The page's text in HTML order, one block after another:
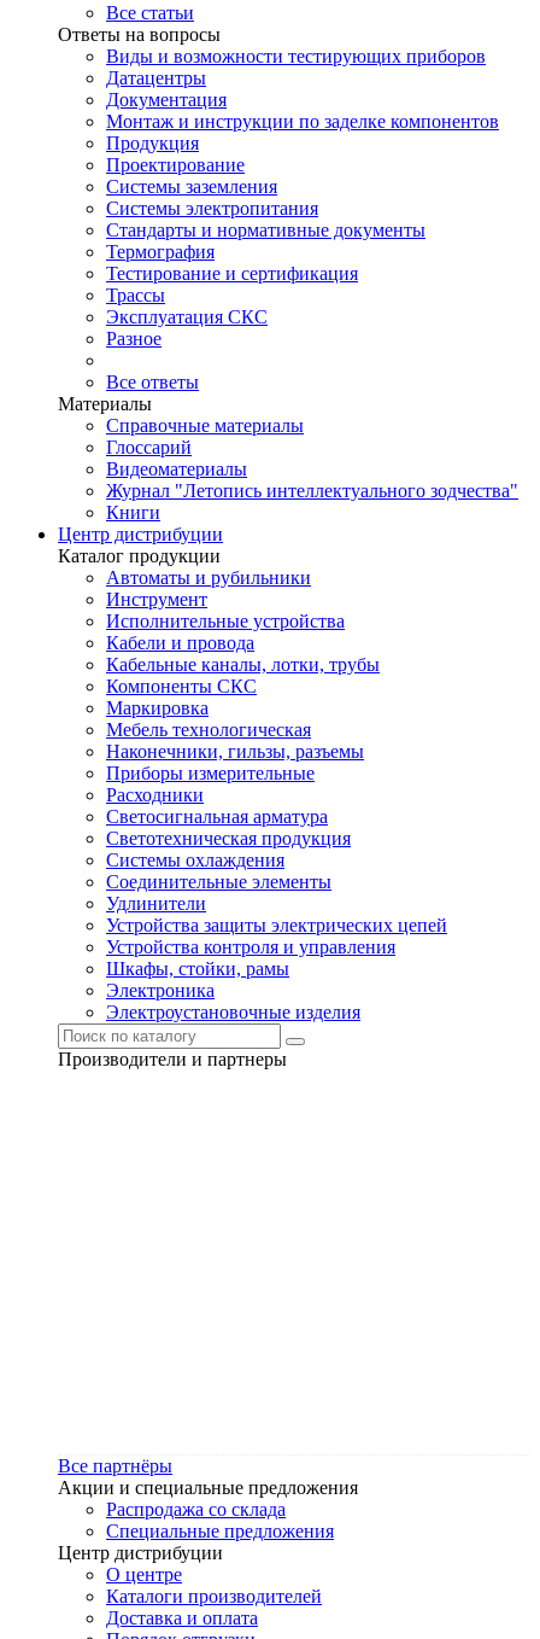
Все статьи
Ответы на вопросы
Виды и возможности тестирующих приборов
Датацентры
Документация
Монтаж и инструкции по заделке компонентов
Продукция
Проектирование
Системы заземления
Системы электропитания
Стандарты и нормативные документы
Термография
Тестирование и сертификация
Трассы
Эксплуатация СКС
Разное
Все ответы
Материалы
Справочные материалы
Глоссарий
Видеоматериалы
Журнал "Летопись интеллектуального зодчества"
Книги
Центр дистрибуции
Каталог продукции
Автоматы и рубильники
Инструмент
Исполнительные устройства
Кабели и провода
Кабельные каналы, лотки, трубы
Компоненты СКС
Маркировка
Мебель технологическая
Наконечники, гильзы, разъемы
Приборы измерительные
Расходники
Светосигнальная арматура
Светотехническая продукция
Системы охлаждения
Соединительные элементы
Удлинители
Устройства защиты электрических цепей
Устройства контроля и управления
Шкафы, стойки, рамы
Электроника
Электроустановочные изделия
Производители и партнеры
Все партнёры
Акции и специальные предложения
Распродажа со склада
Специальные предложения
Центр дистрибуции
О центре
Каталоги производителей
Доставка и оплата